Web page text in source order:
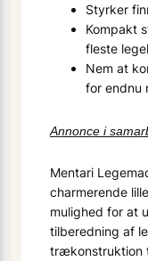
Styrker
Kompakt
fleste
Nem at
for endnu
Annonce i
Mentari
charmerende
mulighed for at
tilberedning af
trækonstruktion